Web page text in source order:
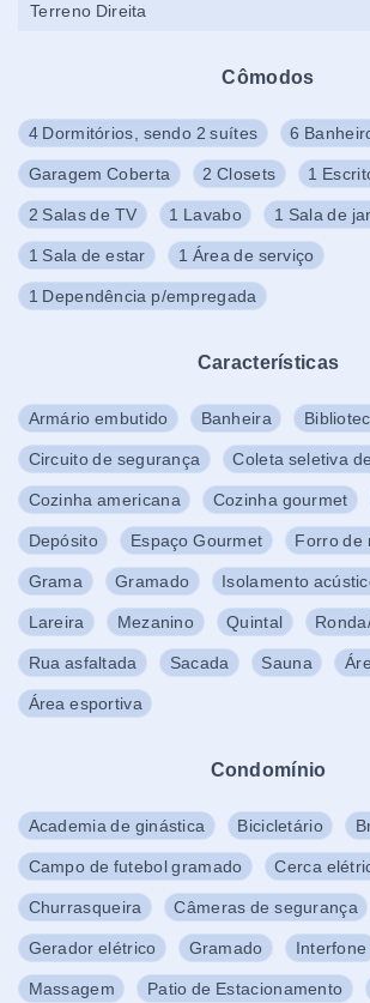
Cômodos
4 Dormitórios, sendo 2 suítes 6
Garagem Coberta 2 Closets 1
2 Salas de TV 1 Lavabo 1 Sala de
1 Sala de estar 1 Área de serviço
1 Dependência p/empregada
Características
Armário embutido Banheira
Circuito de segurança Coleta seletiva
Cozinha americana Cozinha gourmet
Depósito Espaço Gourmet Forro de
Grama Gramado Isolamento
Lareira Mezanino Quintal
Rua asfaltada Sacada Sauna
Área esportiva
Condomínio
Academia de ginástica Bicicletário
Campo de futebol gramado Cerca
Churrasqueira Câmeras de segurança
Gerador elétrico Gramado Interfone
Massagem Patio de Estacionamento
Terreno Direita